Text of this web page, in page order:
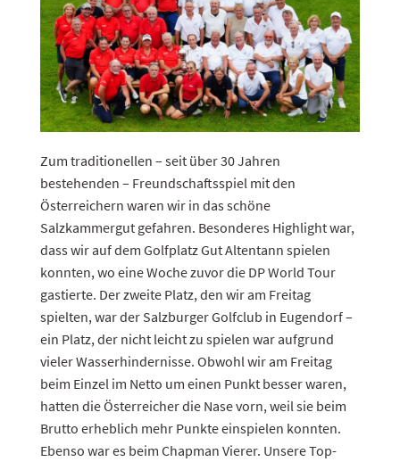
Zum traditionellen – seit über 30 Jahren
bestehenden – Freundschaftsspiel mit den
Österreichern waren wir in das schöne
Salzkammergut gefahren. Besonderes Highlight war,
dass wir auf dem Golfplatz Gut Altentann spielen
konnten, wo eine Woche zuvor die DP World Tour
gastierte. Der zweite Platz, den wir am Freitag
spielten, war der Salzburger Golfclub in Eugendorf –
ein Platz, der nicht leicht zu spielen war aufgrund
vieler Wasserhindernisse. Obwohl wir am Freitag
beim Einzel im Netto um einen Punkt besser waren,
hatten die Österreicher die Nase vorn, weil sie beim
Brutto erheblich mehr Punkte einspielen konnten.
Ebenso war es beim Chapman Vierer. Unsere Top-